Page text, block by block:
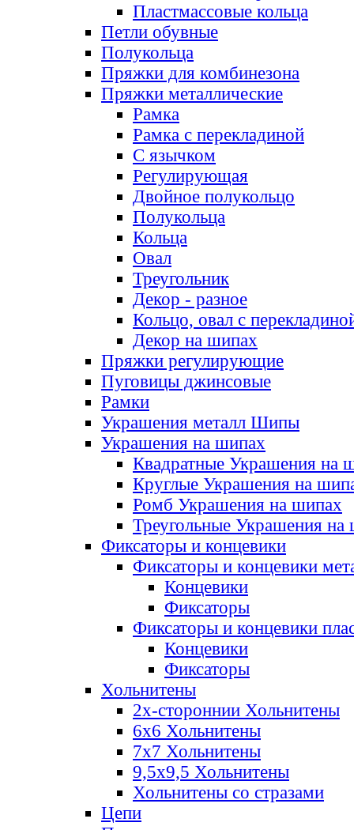
Пластмассовые кольца
Петли обувные
Полукольца
Пряжки для комбинезона
Пряжки металлические
Рамка
Рамка с перекладиной
С язычком
Регулирующая
Двойное полукольцо
Полукольца
Кольца
Овал
Треугольник
Декор - разное
Кольцо, овал с
Декор на шипах
Пряжки регулирующие
Пуговицы джинсовые
Рамки
Украшения металл Шипы
Украшения на шипах
Квадратные Украшения на
Круглые Украшения на
Ромб Украшения на шипах
Треугольные Украшения на
Фиксаторы и концевики
Фиксаторы и концевики
Концевики
Фиксаторы
Фиксаторы и концевики
Концевики
Фиксаторы
Хольнитены
2х-стороннии Хольнитены
6х6 Хольнитены
7х7 Хольнитены
9,5х9,5 Хольнитены
Хольнитены со стразами
Цепи